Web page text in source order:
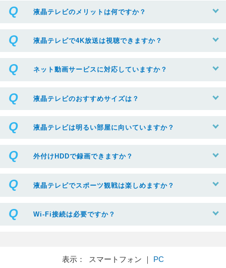
液晶テレビのメリットは何ですか？
液晶テレビで4K放送は視聴できますか？
ネット動画サービスに対応していますか？
液晶テレビのおすすめサイズは？
液晶テレビは明るい部屋に向いていますか？
外付けHDDで録画できますか？
液晶テレビでスポーツ観戦は楽しめますか？
Wi-Fi接続は必要ですか？
表示： スマートフォン ｜ PC